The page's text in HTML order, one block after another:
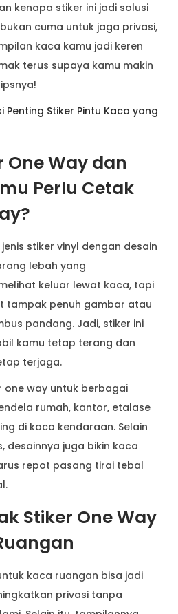
kenapa stiker ini jadi solusi
cuma untuk jaga privasi,
kaca kamu jadi keren
terus supaya kamu makin
Penting Stiker Pintu Kaca yang
One Way dan
Perlu Cetak
stiker vinyl dengan desain
lebah yang
keluar lewat kaca, tapi
tampak penuh gambar atau
pandang. Jadi, stiker ini
kamu tetap terang dan
terjaga.
one way untuk berbagai
rumah, kantor, etalase
di kaca kendaraan. Selain
desainnya juga bikin kaca
repot pasang tirai tebal
Stiker One Way
kaca ruangan bisa jadi
privasi tanpa